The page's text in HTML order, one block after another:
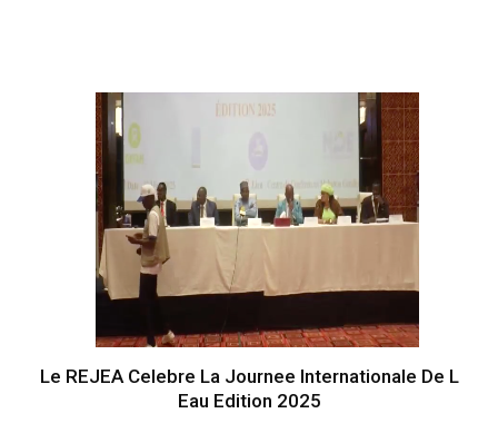
Le REJEA Celebre La Journee Internationale De L
Eau Edition 2025